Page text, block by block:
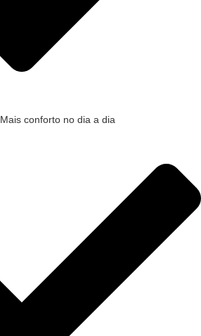
Mais conforto no dia a dia